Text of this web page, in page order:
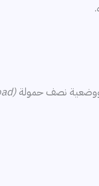
نصف حمولة (Half Load)